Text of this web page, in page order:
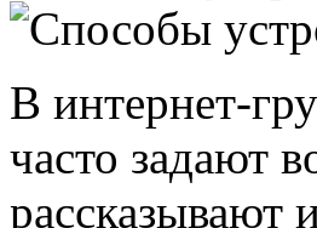
В интернет-
часто задают
рассказывают